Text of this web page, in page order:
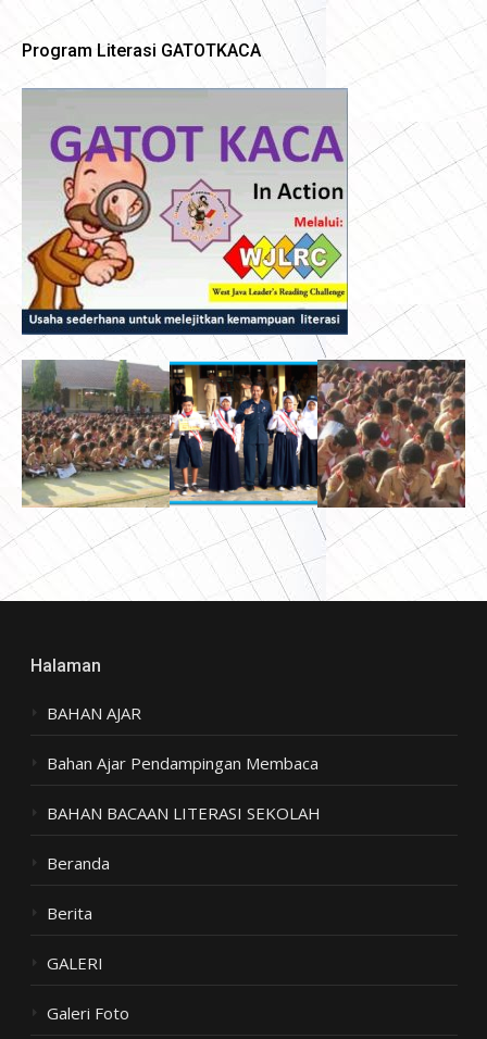
Program Literasi GATOTKACA
Halaman
BAHAN AJAR
Bahan Ajar Pendampingan Membaca
BAHAN BACAAN LITERASI SEKOLAH
Beranda
Berita
GALERI
Galeri Foto